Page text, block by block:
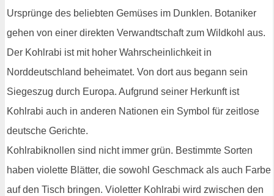
Ursprünge des beliebten Gemüses im Dunklen. Botaniker
gehen von einer direkten Verwandtschaft zum Wildkohl aus.
Der Kohlrabi ist mit hoher Wahrscheinlichkeit in
Norddeutschland beheimatet. Von dort aus begann sein
Siegeszug durch Europa. Aufgrund seiner Herkunft ist
Kohlrabi auch in anderen Nationen ein Symbol für zeitlose
deutsche Gerichte.
Kohlrabiknollen sind nicht immer grün. Bestimmte Sorten
haben violette Blätter, die sowohl Geschmack als auch Farbe
auf den Tisch bringen. Violetter Kohlrabi wird zwischen den